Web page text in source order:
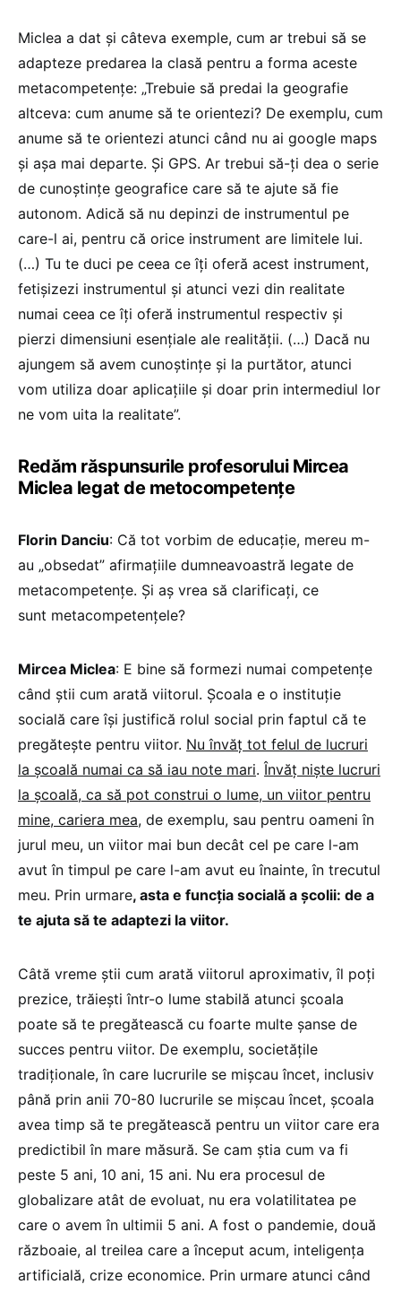
Miclea a dat și câteva exemple, cum ar trebui să se
adapteze predarea la clasă pentru a forma aceste
metacompetențe: „Trebuie să predai la geografie
altceva: cum anume să te orientezi? De exemplu, cum
anume să te orientezi atunci când nu ai google maps
și așa mai departe. Și GPS. Ar trebui să-ți dea o serie
de cunoștințe geografice care să te ajute să fie
autonom. Adică să nu depinzi de instrumentul pe
care-l ai, pentru că orice instrument are limitele lui.
(…) Tu te duci pe ceea ce îți oferă acest instrument,
fetișizezi instrumentul și atunci vezi din realitate
numai ceea ce îți oferă instrumentul respectiv și
pierzi dimensiuni esențiale ale realității. (…) Dacă nu
ajungem să avem cunoștințe și la purtător, atunci
vom utiliza doar aplicațiile și doar prin intermediul lor
ne vom uita la realitate”.
Redăm răspunsurile profesorului Mircea
Miclea legat de metocompetențe
Florin Danciu: Că tot vorbim de educație, mereu m-
au „obsedat” afirmațiile dumneavoastră legate de
metacompetențe. Și aș vrea să clarificați, ce
sunt metacompetențele?
Mircea Miclea: E bine să formezi numai competențe
când știi cum arată viitorul. Școala e o instituție
socială care își justifică rolul social prin faptul că te
pregătește pentru viitor. Nu învăț tot felul de lucruri
la școală numai ca să iau note mari. Învăț niște lucruri
la școală, ca să pot construi o lume, un viitor pentru
mine, cariera mea, de exemplu, sau pentru oameni în
jurul meu, un viitor mai bun decât cel pe care l-am
avut în timpul pe care l-am avut eu înainte, în trecutul
meu. Prin urmare, asta e funcția socială a școlii: de a
te ajuta să te adaptezi la viitor.
Câtă vreme știi cum arată viitorul aproximativ, îl poți
prezice, trăiești într-o lume stabilă atunci școala
poate să te pregătească cu foarte multe șanse de
succes pentru viitor. De exemplu, societățile
tradiționale, în care lucrurile se mișcau încet, inclusiv
până prin anii 70-80 lucrurile se mișcau încet, școala
avea timp să te pregătească pentru un viitor care era
predictibil în mare măsură. Se cam știa cum va fi
peste 5 ani, 10 ani, 15 ani. Nu era procesul de
globalizare atât de evoluat, nu era volatilitatea pe
care o avem în ultimii 5 ani. A fost o pandemie, două
războaie, al treilea care a început acum, inteligența
artificială, crize economice. Prin urmare atunci când